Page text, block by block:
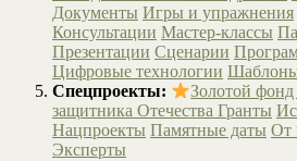
Документы Игры и упражнения
Консультации Мастер-классы
Презентации Сценарии
Цифровые технологии
Спецпроекты:
Золотой
защитника Отечества Гранты
Нацпроекты Памятные даты От
Эксперты